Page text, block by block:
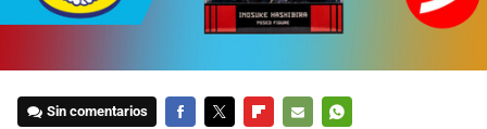
Sin comentarios